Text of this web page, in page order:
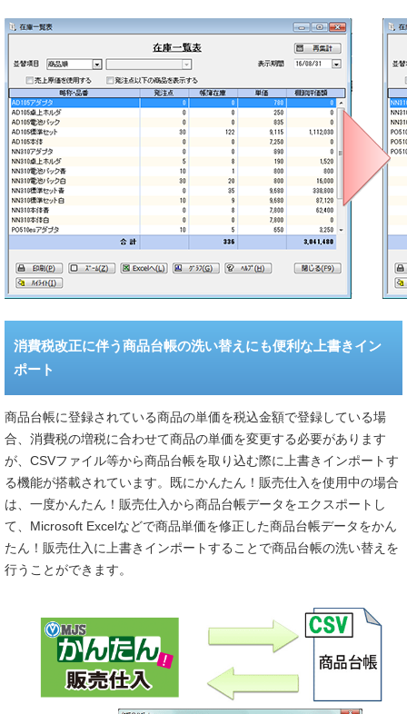
消費税改正に伴う商品台帳の洗い替えにも便利な上書きイン
ポート
商品台帳に登録されている商品の単価を税込金額で登録している場
合、消費税の増税に合わせて商品の単価を変更する必要があります
が、CSVファイル等から商品台帳を取り込む際に上書きインポートす
る機能が搭載されています。既にかんたん！販売仕入を使用中の場合
は、一度かんたん！販売仕入から商品台帳データをエクスポートし
て、Microsoft Excelなどで商品単価を修正した商品台帳データをかん
たん！販売仕入に上書きインポートすることで商品台帳の洗い替えを
行うことができます。